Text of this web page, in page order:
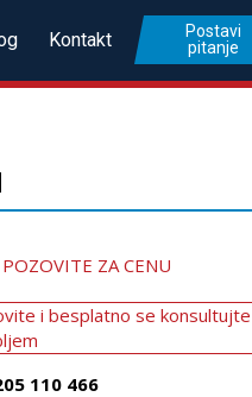
Kontakt
Postavi
pitanje
POZOVITE ZA CENU
i besplatno se
110 466